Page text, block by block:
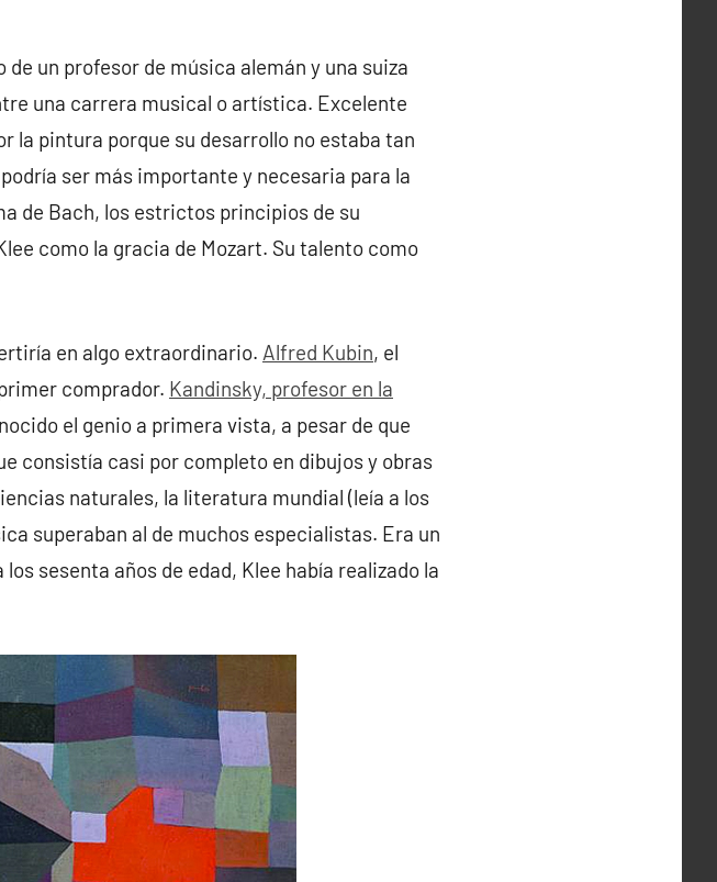
un profesor de música alemán y una suiza
una carrera musical o artística. Excelente
pintura porque su desarrollo no estaba tan
ser más importante y necesaria para la
de Bach, los estrictos principios de su
como la gracia de Mozart. Su talento como
en algo extraordinario. Alfred Kubin, el
comprador. Kandinsky, profesor en la
el genio a primera vista, a pesar de que
consistía casi por completo en dibujos y obras
naturales, la literatura mundial (leía a los
superaban al de muchos especialistas. Era un
los sesenta años de edad, Klee había realizado la